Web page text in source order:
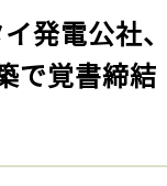
イ発電公社
で覚書締結